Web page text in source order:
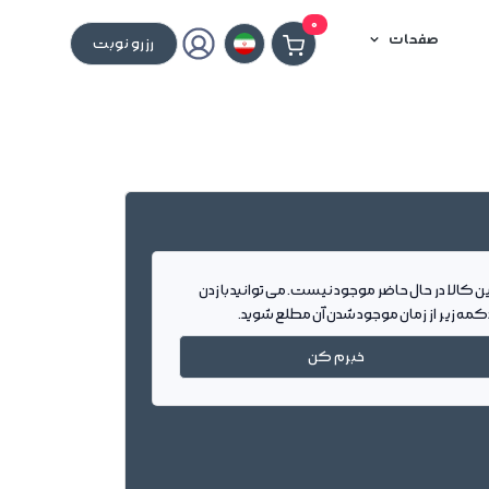
0
رزرو نوبت صفحات
کالا در حال حاضر موجود نیست. می توانید با زدن
زیر از زمان موجود شدن آن مطلع شوید.
خبرم کن